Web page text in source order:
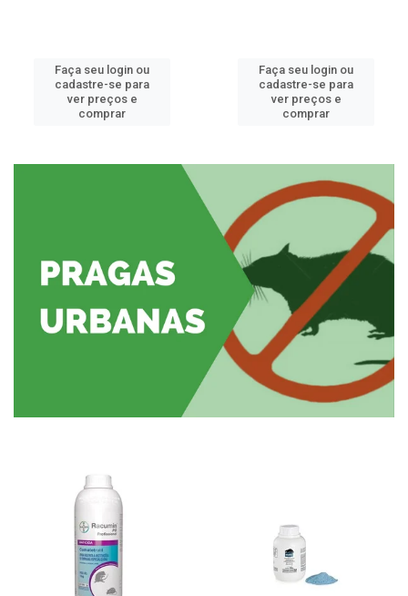
Faça seu login ou
cadastre-se para
ver preços e
comprar
Faça seu login ou
cadastre-se para
ver preços e
comprar